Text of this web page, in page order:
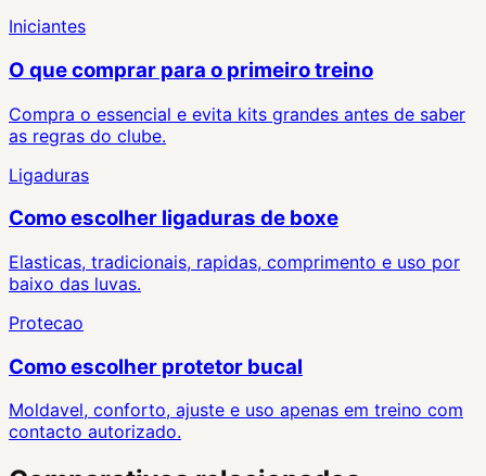
Iniciantes
O que comprar para o primeiro treino
Compra o essencial e evita kits grandes antes de saber
as regras do clube.
Ligaduras
Como escolher ligaduras de boxe
Elasticas, tradicionais, rapidas, comprimento e uso por
baixo das luvas.
Protecao
Como escolher protetor bucal
Moldavel, conforto, ajuste e uso apenas em treino com
contacto autorizado.